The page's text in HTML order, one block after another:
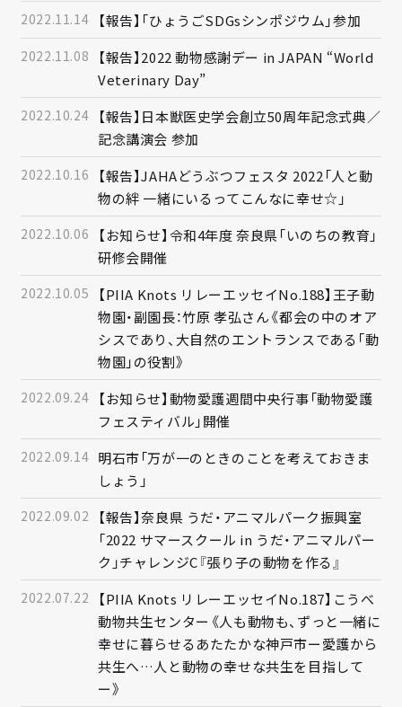
2022.11.14 【報告】「ひょうごSDGsシンポジウム」参加
2022.11.08
【報告】2022 動物感謝デー in JAPAN “World
Veterinary Day”
2022.10.24
【報告】日本獣医史学会創立50周年記念式典／
記念講演会 参加
2022.10.16
【報告】JAHAどうぶつフェスタ 2022「人と動
物の絆 一緒にいるってこんなに幸せ☆」
2022.10.06
【お知らせ】令和4年度 奈良県「いのちの教育」
研修会開催
2022.10.05
【PIIA Knots リレーエッセイNo.188】王子動
物園・副園長：竹原 孝弘さん《都会の中のオア
シスであり、大自然のエントランスである「動
物園」の役割》
2022.09.24
【お知らせ】動物愛護週間中央行事「動物愛護
フェスティバル」開催
2022.09.14 明石市「万が一のときのことを考えておきま
しょう」
2022.09.02
【報告】奈良県 うだ・アニマルパーク振興室
「2022 サマースクール in うだ・アニマルパー
ク」チャレンジC『張り子の動物を作る』
2022.07.22
【PIIA Knots リレーエッセイNo.187】こうべ
動物共生センター《人も動物も、ずっと一緒に
幸せに暮らせるあたたかな神戸市ー愛護から
共生へ…人と動物の幸せな共生を目指して
ー》